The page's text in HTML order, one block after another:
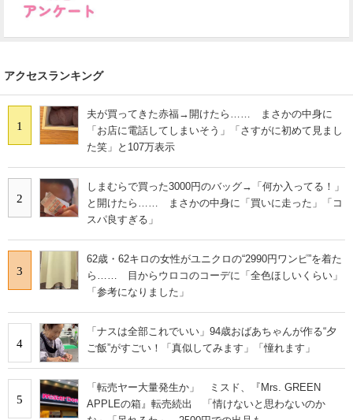
アクセスランキング
1
夫が買ってきた赤福→開けたら…… まさかの中身に
「お店に電話してしまいそう」「さすがに初めて見まし
た笑」と107万表示
2
しまむらで買った3000円のバッグ→「何か入ってる！」
と開けたら…… まさかの中身に「買いに走った」「コ
スパ良すぎる」
3
62歳・62キロの女性がユニクロの“2990円ワンピ”を着た
ら…… 目からウロコのコーデに「全色ほしいくらい」
「参考になりました」
4
「ナスは全部これでいい」94歳おばあちゃんが作る“夕
ご飯”がすごい！「真似してみます」「憧れます」
5
「転売ヤー大量発生か」 ミスド、『Mrs. GREEN
APPLEの箱』転売続出 「情けないと思わないのか